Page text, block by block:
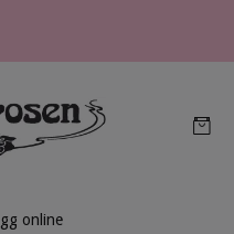
online